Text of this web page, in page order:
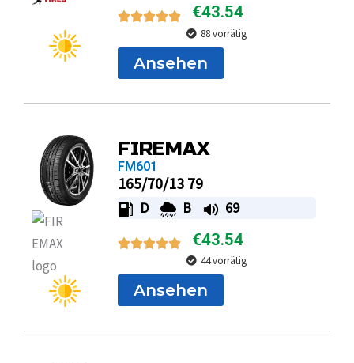
€43.54
88 vorrätig
Ansehen
FIREMAX
FM601
165/70/13 79
D B 69
€43.54
44 vorrätig
Ansehen